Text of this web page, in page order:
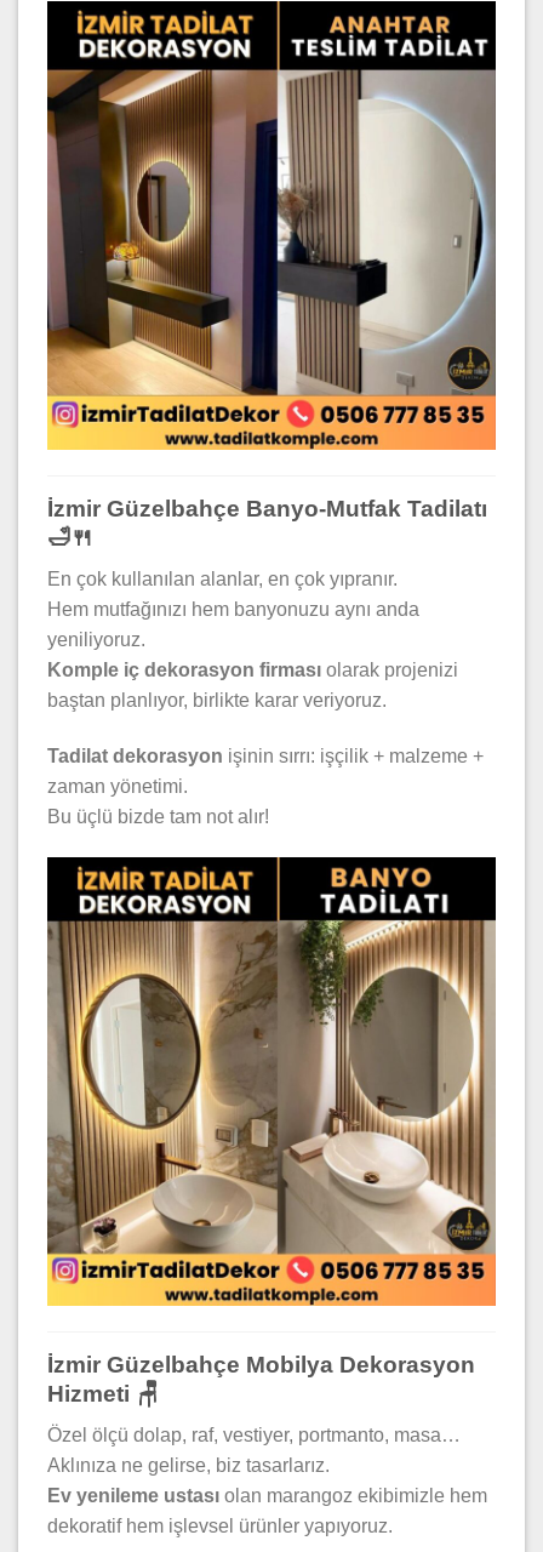
İzmir Güzelbahçe Banyo-Mutfak Tadilatı
🛁🍴
En çok kullanılan alanlar, en çok yıpranır.
Hem mutfağınızı hem banyonuzu aynı anda
yeniliyoruz.
Komple iç dekorasyon firması olarak projenizi
baştan planlıyor, birlikte karar veriyoruz.
Tadilat dekorasyon işinin sırrı: işçilik + malzeme +
zaman yönetimi.
Bu üçlü bizde tam not alır!
İzmir Güzelbahçe Mobilya Dekorasyon
Hizmeti 🪑
Özel ölçü dolap, raf, vestiyer, portmanto, masa…
Aklınıza ne gelirse, biz tasarlarız.
Ev yenileme ustası olan marangoz ekibimizle hem
dekoratif hem işlevsel ürünler yapıyoruz.